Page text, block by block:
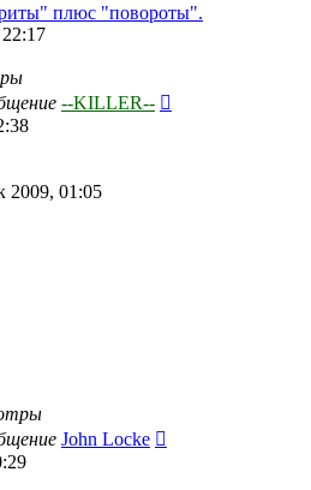
плюс "повороты".
--KILLER--
2009, 01:05
John Locke